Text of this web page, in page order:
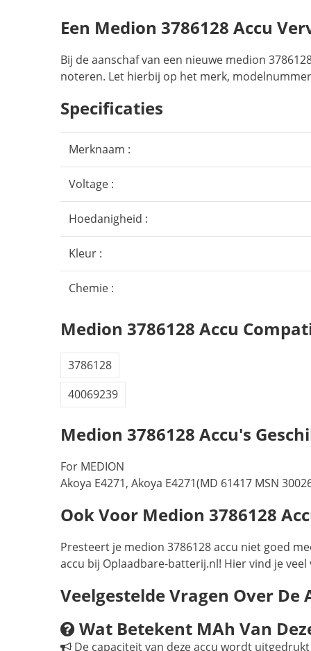
Een Medion 3786128 Accu
Bij de aanschaf van een nieuwe medion
noteren. Let hierbij op het merk,
Specificaties
Merknaam :
Voltage :
Hoedanigheid :
Kleur :
Chemie :
Medion 3786128 Accu
3786128
40069239
Medion 3786128 Accu's
For MEDION
Akoya E4271, Akoya E4271(MD 61417 MSN
Ook Voor Medion 3786128
Presteert je medion 3786128 accu niet goed
accu bij Oplaadbare-batterij.nl! Hier vind je
Veelgestelde Vragen Over De
Wat Betekent MAh Van
De capaciteit van deze accu wordt